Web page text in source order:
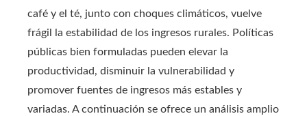
café y el té, junto con choques climáticos, vuelve
frágil la estabilidad de los ingresos rurales. Políticas
públicas bien formuladas pueden elevar la
productividad, disminuir la vulnerabilidad y
promover fuentes de ingresos más estables y
variadas. A continuación se ofrece un análisis amplio